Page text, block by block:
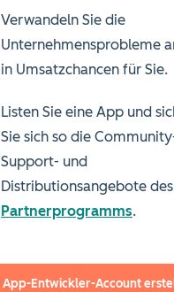
Verwandeln Sie die
Unternehmensprobleme
in Umsatzchancen für Sie.
Listen Sie eine App und
Sie sich so die
Support- und
Distributionsangebote des
Partnerprogramms.
App-Entwickler-Account